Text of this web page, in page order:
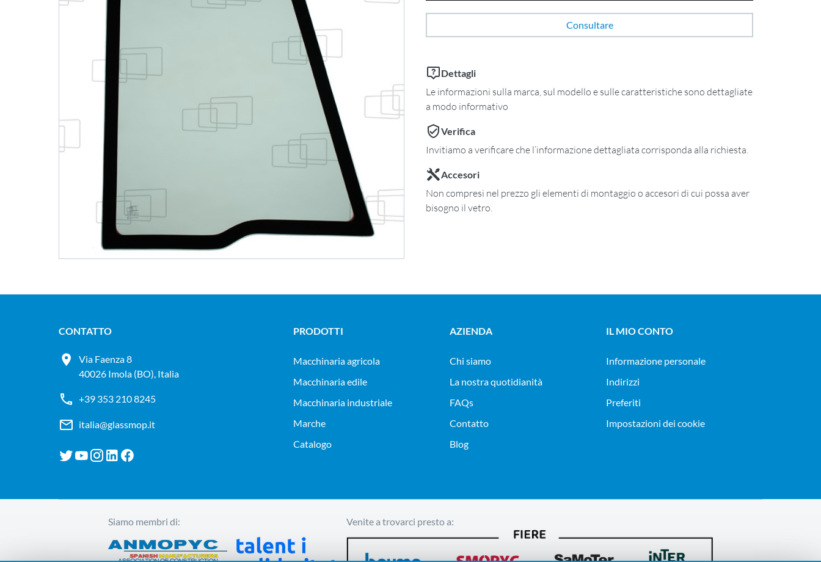
Consultare
Dettagli
Le informazioni sulla marca, sul modello e sulle caratteristiche sono dettagliate
a modo informativo
Verifica
Invitiamo a verificare che l’informazione dettagliata corrisponda alla richiesta.
Accesori
Non compresi nel prezzo gli elementi di montaggio o accesori di cui possa aver
bisogno il vetro.
CONTATTO
Via Faenza 8
40026 Imola (BO), Italia
+39 353 210 8245
italia@glassmop.it
PRODOTTI
macchinaria agricola
macchinaria edile
macchinaria industriale
Marche
Catalogo
AZIENDA
Chi siamo
La nostra quotidianità
FAQs
Contatto
Blog
IL MIO CONTO
Informazione personale
Indirizzi
Preferiti
Impostazioni dei cookie
Siamo membri di: Venite a trovarci presto a: